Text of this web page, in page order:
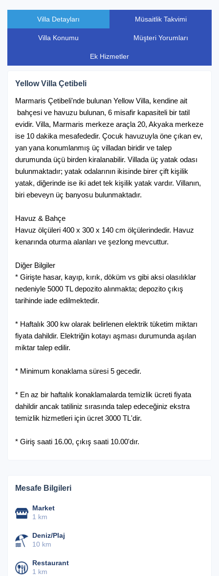
01 Temmuz 2026 / 14 Temmuz 2026
En az kiralama süresi: 4 Gece
15 Temmuz 2026 / 31 Ağustos 2026
15.295 ₺ Gecelik 107.065 ₺ Haftalık
01 Eylül 2026 / 15 Eylül 2026
En az kiralama süresi: 4 Gece
11.765 ₺ Gecelik 82.355 ₺ Haftalık
En az kiralama süresi: 4 Gece
9.420 ₺ Gecelik 65.940 ₺ Haftalık
01 Ekim 2026 / 31 Aralık 2026
En az kiralama süresi: 4 Gece
Villa Detayları Müsaitlik Takvimi
Villa Konumu Müşteri Yorumları
Ek Hizmetler
Yellow Villa Çetibeli
Marmaris Çetibeli'nde bulunan Yellow Villa, kendine ait
bahçesi ve havuzu bulunan, 6 misafir kapasiteli bir tatil
evidir. Villa, Marmaris merkeze araçla 20, Akyaka merkeze
ise 10 dakika mesafededir. Çocuk havuzuyla öne çıkan ev,
yan yana konumlanmış üç villadan biridir ve talep
durumunda üçü birden kiralanabilir. Villada üç yatak odası
bulunmaktadır; yatak odalarının ikisinde birer çift kişilik
yatak, diğerinde ise iki adet tek kişilik yatak vardır. Villanın,
biri ebeveyn üç banyosu bulunmaktadır.
Havuz & Bahçe
Havuz ölçüleri 400 x 300 x 140 cm ölçülerindedir. Havuz
kenarında oturma alanları ve şezlong mevcuttur.
Diğer Bilgiler
* Girişte hasar, kayıp, kırık, döküm vs gibi aksi olasılıklar
nedeniyle 5000 TL depozito alınmakta; depozito çıkış
tarihinde iade edilmektedir.
* Haftalık 300 kw olarak belirlenen elektrik tüketim miktarı
fiyata dahildir. Elektriğin kotayı aşması durumunda aşılan
miktar talep edilir.
* Minimum konaklama süresi 5 gecedir.
* En az bir haftalık konaklamalarda temizlik ücreti fiyata
dahildir ancak tatiliniz sırasında talep edeceğiniz ekstra
temizlik hizmetleri için ücret 3000 TL'dir.
* Giriş saati 16.00, çıkış saati 10.00'dır.
Mesafe Bilgileri
Market
1 km
Deniz/Plaj
10 km
Restaurant
1 km